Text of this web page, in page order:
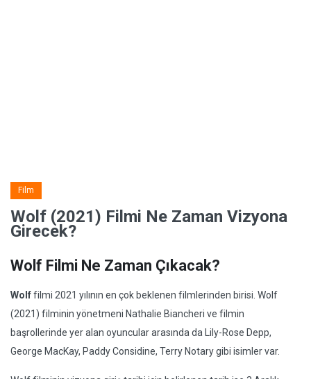
Film
Wolf (2021) Filmi Ne Zaman Vizyona
Girecek?
Wolf Filmi Ne Zaman Çıkacak?
Wolffilmi 2021 yılının en çok beklenen filmlerinden birisi. Wolf
(2021) filminin yönetmeni Nathalie Biancheri ve filmin
başrollerinde yer alan oyuncular arasında da Lily-Rose Depp,
George MacKay, Paddy Considine, Terry Notary gibi isimler var.